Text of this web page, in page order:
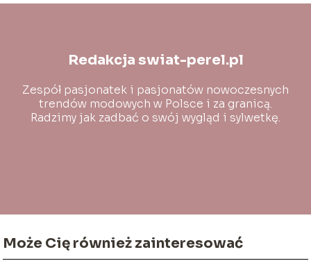
Redakcja swiat-perel.pl
Zespół pasjonatek i pasjonatów nowoczesnych
trendów modowych w Polsce i za granicą.
Radzimy jak zadbać o swój wygląd i sylwetkę.
Może Cię również zainteresować